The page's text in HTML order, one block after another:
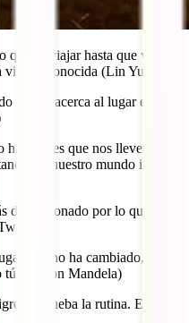
que es viajar hasta que vuelve
vieja y conocida (Lin Yutang)
hoy te acerca al lugar en el
hay viajes que nos lleven lejos
en nuestro mundo interno
decepcionado por lo que no
que no ha cambiado, para
tú (Nelson Mandela)
prueba la rutina. Es